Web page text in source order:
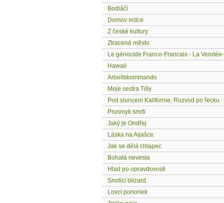
Bodláčí
Domov srdce
Z české kultury
Ztracené město
Le génocide Franco-Francais - La
Hawaii
Arbeitskommando
Moje sestra Tilly
Pod sluncem Kalifornie, Rozvod po řecku
Prusmyk smrti
Jaký je Ondřej
Láska na Aljašce
Jak se dělá chlapec
Bohatá nevesta
Hlad po opravdovosti
Smrtící blizard
Lovci ponoriek